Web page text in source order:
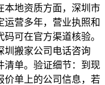
本地资质方面，深圳市
运营多年，营业执照和
可在官方渠道核验。
圳搬家公司电话咨询
清单。验证细节：到现
价单上的公司信息，若